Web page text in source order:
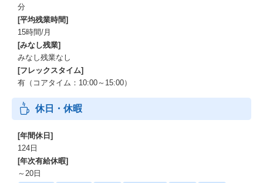
分
[平均残業時間]
15時間/月
[みなし残業]
みなし残業なし
[フレックスタイム]
有（コアタイム：10:00～15:00）
休日・休暇
[年間休日]
124日
[年次有給休暇]
～20日